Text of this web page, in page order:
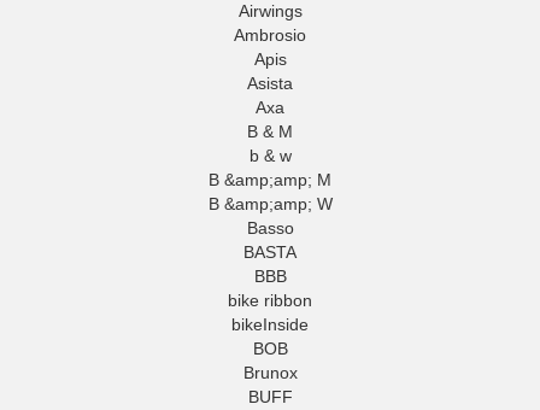
Airwings
Ambrosio
Apis
Asista
Axa
B & M
b & w
B &amp;amp; M
B &amp;amp; W
Basso
BASTA
BBB
bike ribbon
bikeInside
BOB
Brunox
BUFF